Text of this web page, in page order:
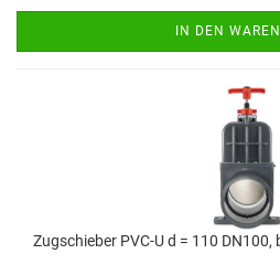
IN DEN
Zug­schie­ber PVC-U d = 110